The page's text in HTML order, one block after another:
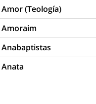
Amor (Teología)
Amoraim
Anabaptistas
Anata